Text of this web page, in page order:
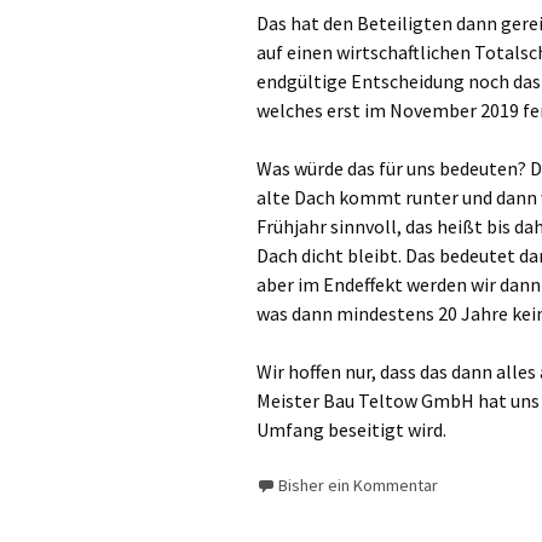
Das hat den Beteiligten dann
auf einen wirtschaftlichen
endgültige Entscheidung noch
welches erst im November 2019
Was würde das für uns
alte Dach kommt runter und
Frühjahr sinnvoll, das heißt bis
Dach dicht bleibt. Das bedeutet
aber im Endeffekt werden wir
was dann mindestens 20 Jahre
Wir hoffen nur, dass das dann
Meister Bau Teltow GmbH hat
Umfang beseitigt wird.
Bisher ein Kommentar